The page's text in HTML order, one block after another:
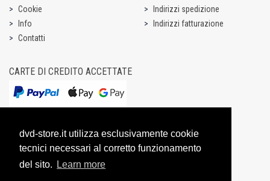
dvd-store.it utilizza esclusivamente cookie
tecnici necessari al corretto funzionamento
del sito.
Learn more
Cookie
Info
Contatti
Indirizzi spedizione
Indirizzi fatturazione
CARTE DI CREDITO ACCETTATE